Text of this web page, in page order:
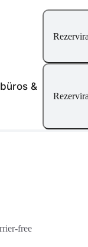
free
&